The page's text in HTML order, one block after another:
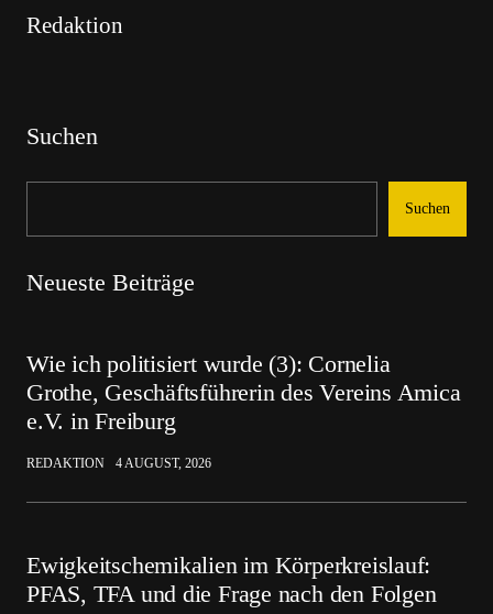
Redaktion
Suchen
Suchen
Neueste Beiträge
Wie ich politisiert wurde (3): Cornelia
Grothe, Geschäftsführerin des Vereins Amica
e.V. in Freiburg
REDAKTION 4 AUGUST, 2026
Ewigkeitschemikalien im Körperkreislauf:
PFAS, TFA und die Frage nach den Folgen